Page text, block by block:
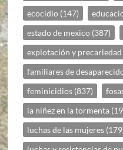
ecocidio (147)
estado de mexico (387)
explotación y
familiares de
feminicidios (837)
la niñez en la tormenta
luchas de las mujeres